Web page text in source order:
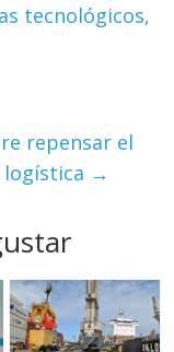
tecnológicos,
repensar el
→